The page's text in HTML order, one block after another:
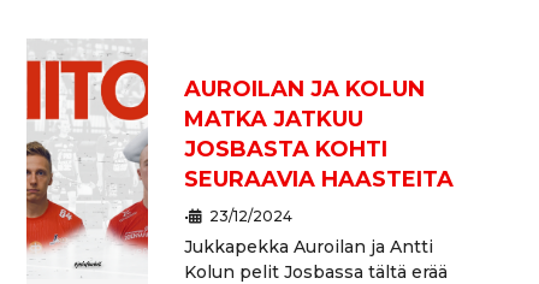
AUROILAN JA KOLUN
MATKA JATKUU
JOSBASTA KOHTI
SEURAAVIA HAASTEITA
• 23/12/2024
Jukkapekka Auroilan ja Antti
Kolun pelit Josbassa tältä erää